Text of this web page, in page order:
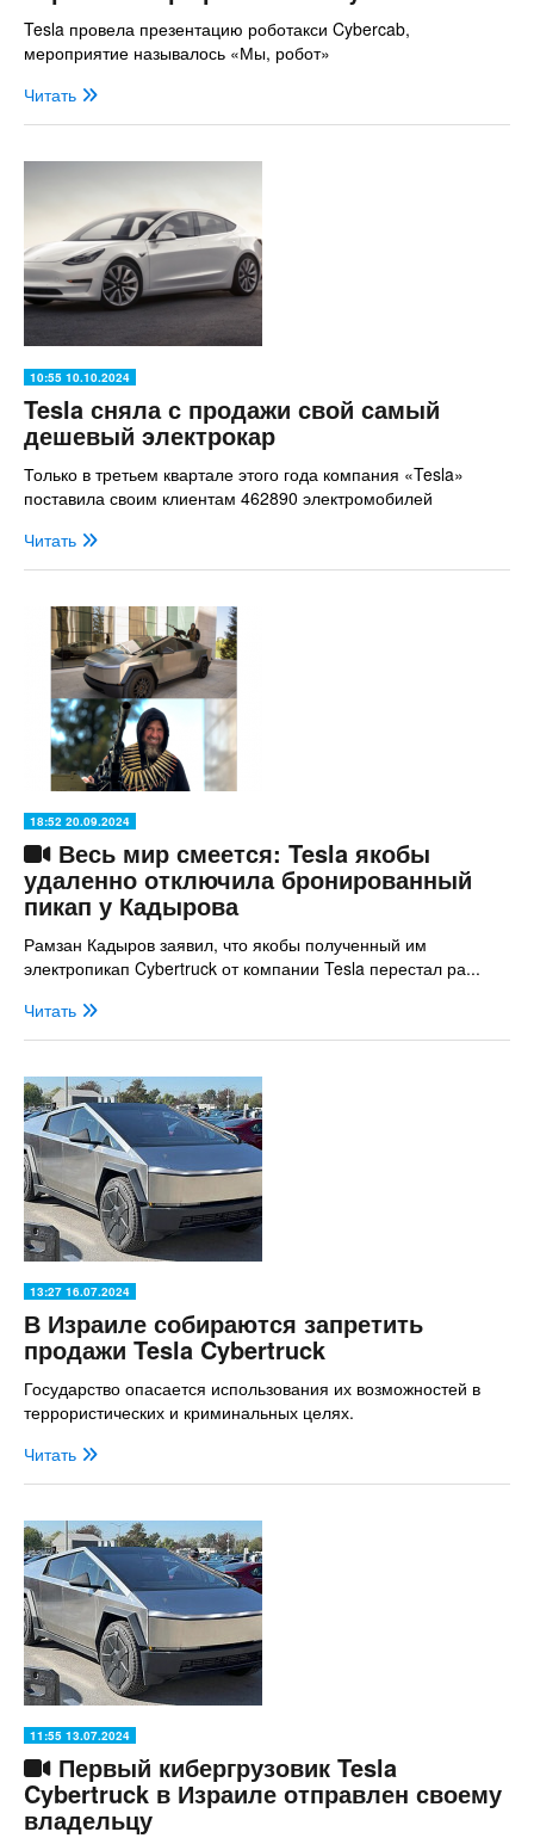
Tesla провела презентацию роботакси Cybercab,
мероприятие называлось «Мы, робот»
Читать
10:55 10.10.2024
Tesla сняла с продажи свой самый
дешевый электрокар
Только в третьем квартале этого года компания «Tesla»
поставила своим клиентам 462890 электромобилей
Читать
18:52 20.09.2024
Весь мир смеется: Tesla якобы
удаленно отключила бронированный
пикап у Кадырова
Рамзан Кадыров заявил, что якобы полученный им
электропикап Cybertruck от компании Tesla перестал ра...
Читать
13:27 16.07.2024
В Израиле собираются запретить
продажи Tesla Cybertruck
Государство опасается использования их возможностей в
террористических и криминальных целях.
Читать
11:55 13.07.2024
Первый кибергрузовик Tesla
Cybertruck в Израиле отправлен своему
владельцу